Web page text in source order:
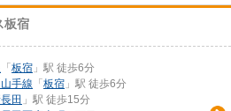
板宿
「 板宿 」駅 徒歩6分
手線 「 板宿 」駅 徒歩6分
田 」駅 徒歩15分